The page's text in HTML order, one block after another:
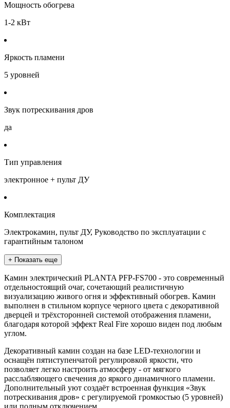
Мощность обогрева
1-2 кВт
Яркость пламени
5 уровней
Звук потрескивания дров
да
Тип управления
электронное + пульт ДУ
Комплектация
Электрокамин, пульт ДУ, Руководство по эксплуатации с
гарантийным талоном
+ Показать еще
Камин электрический PLANTA PFP-FS700 - это современный
отдельностоящий очаг, сочетающий реалистичную
визуализацию живого огня и эффективный обогрев. Камин
выполнен в стильном корпусе черного цвета с декоративной
дверцей и трёхсторонней системой отображения пламени,
благодаря которой эффект Real Fire хорошо виден под любым
углом.
Декоративный камин создан на базе LED-технологии и
оснащён пятиступенчатой регулировкой яркости, что
позволяет легко настроить атмосферу - от мягкого
расслабляющего свечения до яркого динамичного пламени.
Дополнительный уют создаёт встроенная функция «Звук
потрескивания дров» с регулируемой громкостью (5 уровней)
или полным отключением.